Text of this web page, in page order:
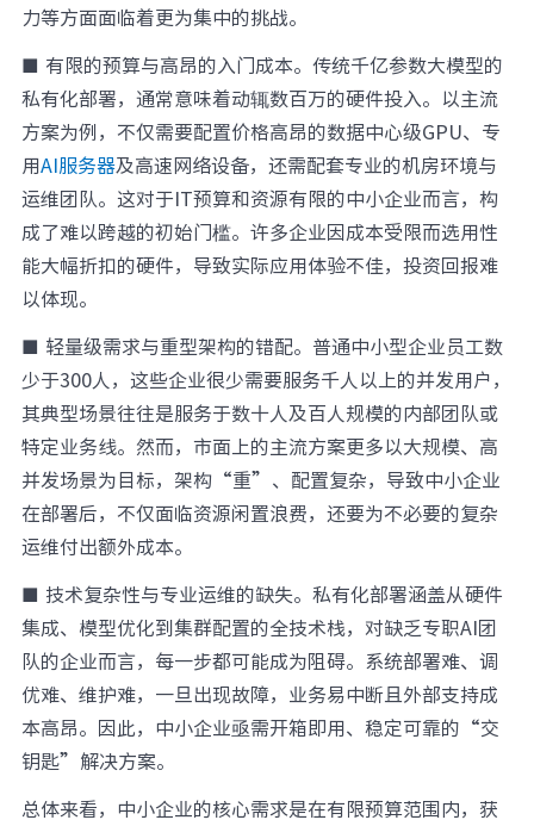
力等方面面临着更为集中的挑战。
■ 有限的预算与高昂的入门成本。传统千亿参数大模型的
私有化部署，通常意味着动辄数百万的硬件投入。以主流
方案为例，不仅需要配置价格高昂的数据中心级GPU、专
用AI服务器及高速网络设备，还需配套专业的机房环境与
运维团队。这对于IT预算和资源有限的中小企业而言，构
成了难以跨越的初始门槛。许多企业因成本受限而选用性
能大幅折扣的硬件，导致实际应用体验不佳，投资回报难
以体现。
■ 轻量级需求与重型架构的错配。普通中小型企业员工数
少于300人，这些企业很少需要服务千人以上的并发用户，
其典型场景往往是服务于数十人及百人规模的内部团队或
特定业务线。然而，市面上的主流方案更多以大规模、高
并发场景为目标，架构“重”、配置复杂，导致中小企业
在部署后，不仅面临资源闲置浪费，还要为不必要的复杂
运维付出额外成本。
■ 技术复杂性与专业运维的缺失。私有化部署涵盖从硬件
集成、模型优化到集群配置的全技术栈，对缺乏专职AI团
队的企业而言，每一步都可能成为阻碍。系统部署难、调
优难、维护难，一旦出现故障，业务易中断且外部支持成
本高昂。因此，中小企业亟需开箱即用、稳定可靠的“交
钥匙”解决方案。
总体来看，中小企业的核心需求是在有限预算范围内，获